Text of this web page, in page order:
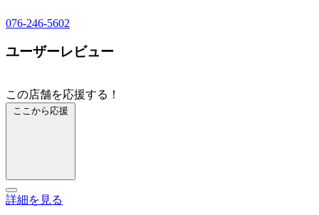
076-246-5602
ユーザーレビュー
この店舗を応援する！
ここから応援
詳細を見る